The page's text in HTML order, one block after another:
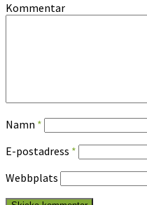
Kommentar
Namn *
E-postadress *
Webbplats